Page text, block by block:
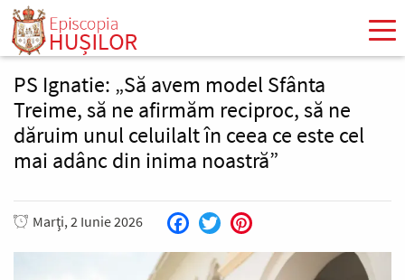
Mergi
conţinutul
principal
PS Ignatie: „Să avem model Sfânta
Treime, să ne afirmăm reciproc, să ne
dăruim unul celuilalt în ceea ce este cel
mai adânc din inima noastră”
Marţi, 2 Iunie 2026 Facebook
Twitter